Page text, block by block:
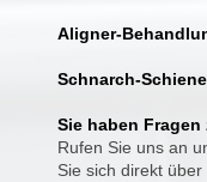
Aligner-
Schnarch-Schiene
Sie haben
Rufen Sie uns an
Sie sich direkt über